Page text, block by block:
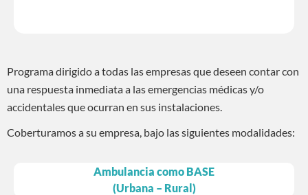
Programa dirigido a todas las empresas que deseen contar con
una respuesta inmediata a las emergencias médicas y/o
accidentales que ocurran en sus instalaciones.
Coberturamos a su empresa, bajo las siguientes modalidades:
Ambulancia como BASE
(Urbana – Rural)